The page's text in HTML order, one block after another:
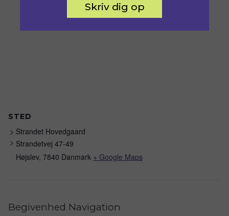
STED
Strandet Hovedgaard
Strandetvej 47-49
Højslev, 7840 Danmark + Google Maps
Begivenhed Navigation
Skriv dig op